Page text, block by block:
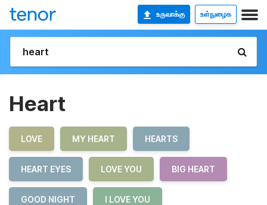
உருவாக்கு உள்நுழைக
Heart
LOVE MY HEART HEARTS
HEART EYES LOVE YOU BIG HEART
GOOD NIGHT I LOVE YOU